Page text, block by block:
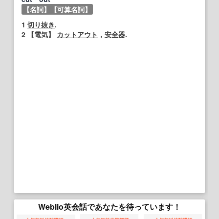
【名詞】
【可算名詞】
1 切り抜き.
2 【電気】 カットアウト ， 安全器.
Weblio英会話であなたを待っています！